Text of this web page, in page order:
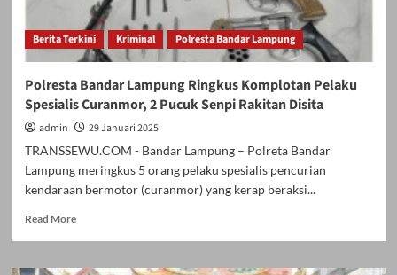
Merupakan
Karyawan
Korban
Berita Terkini Kriminal Polresta Bandar Lampung
Polresta Bandar Lampung Ringkus Komplotan Pelaku
Spesialis Curanmor, 2 Pucuk Senpi Rakitan Disita
admin
29 Januari 2025
TRANSSEWU.COM - Bandar Lampung – Polreta Bandar
Lampung meringkus 5 orang pelaku spesialis pencurian
kendaraan bermotor (curanmor) yang kerap beraksi...
Read MoreRead
Polresta